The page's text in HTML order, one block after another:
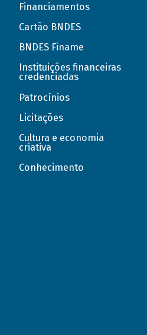
Financiamentos
Cartão BNDES
BNDES Finame
Instituições financeiras
credenciadas
Patrocínios
Licitações
Cultura e economia
criativa
Conhecimento